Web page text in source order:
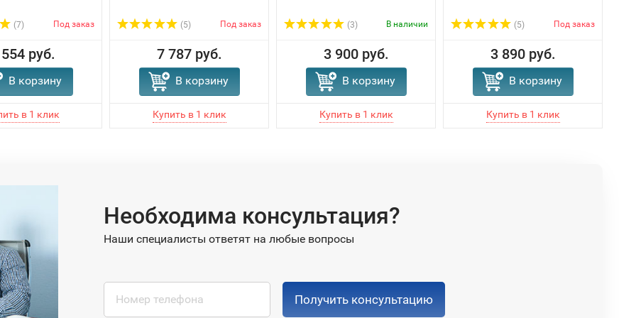
(7) Под заказ
руб.
В корзину
(5) Под заказ
7 787 руб.
В корзину
(3) В наличии
3 900 руб.
В корзину
(5) Под заказ
3 890 руб.
В корзину
Необходима консультация?
Наши специалисты ответят на любые вопросы
Получить консультацию